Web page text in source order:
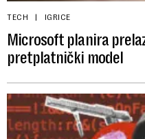
TECH IGRICE
Microsoft planira
pretplatnički model